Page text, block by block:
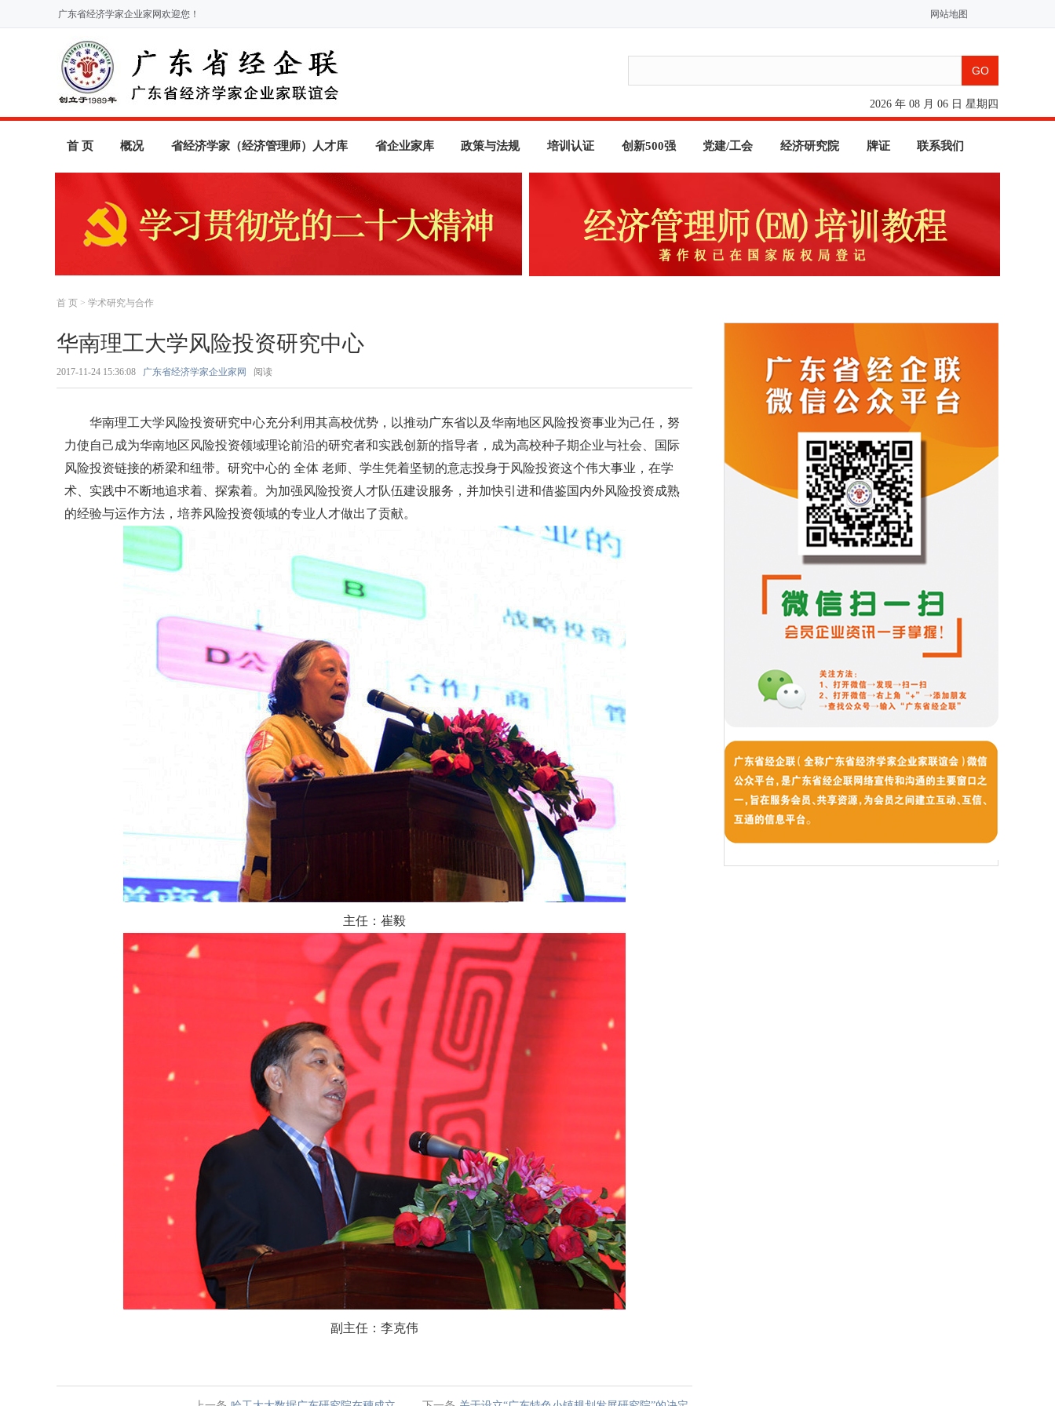
广东省经济学家企业家网欢迎您！ 网站地图
2026 年 08 月 06 日 星期四
首 页 概况 省经济学家（经济管理师）人才库 省企业家库 政策与法规 培训认证 创新500强 党建/工会 经济研究院 牌证 联系我们
首 页 > 学术研究与合作
华南理工大学风险投资研究中心
2017-11-24 15:36:08 广东省经济学家企业家网 阅读
华南理工大学风险投资研究中心充分利用其高校优势，以推动广东省以及华南地区风险投资事业为己任，努
力使自己成为华南地区风险投资领域理论前沿的研究者和实践创新的指导者，成为高校种子期企业与社会、国际
风险投资链接的桥梁和纽带。研究中心的 全体 老师、学生凭着坚韧的意志投身于风险投资这个伟大事业，在学
术、实践中不断地追求着、探索着。为加强风险投资人才队伍建设服务，并加快引进和借鉴国内外风险投资成熟
的经验与运作方法，培养风险投资领域的专业人才做出了贡献。
主任：崔毅
副主任：李克伟